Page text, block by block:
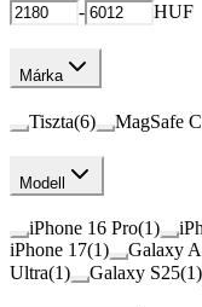
- HUF
Márka
Tiszta(6) MagSafe
Modell
iPhone 16 Pro(1)
iPhone 17(1) Galaxy
Ultra(1) Galaxy S25(1)